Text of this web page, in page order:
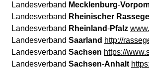
Landesverband Mecklenburg-
Landesverband Rheinischer
Landesverband Rheinland-Pfalz
Landesverband Saarland http://
Landesverband Sachsen https://
Landesverband Sachsen-Anhalt